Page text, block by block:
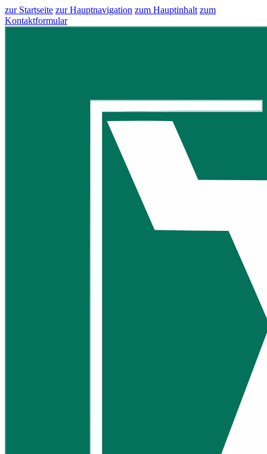
zur Startseite zur Hauptnavigation zum Hauptinhalt zum
Kontaktformular